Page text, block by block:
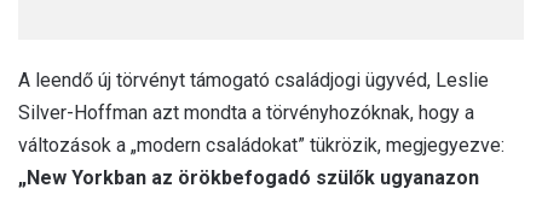
A leendő új törvényt támogató családjogi ügyvéd, Leslie
Silver-Hoffman azt mondta a törvényhozóknak, hogy a
változások a „modern családokat” tükrözik, megjegyezve:
„New Yorkban az örökbefogadó szülők ugyanazon